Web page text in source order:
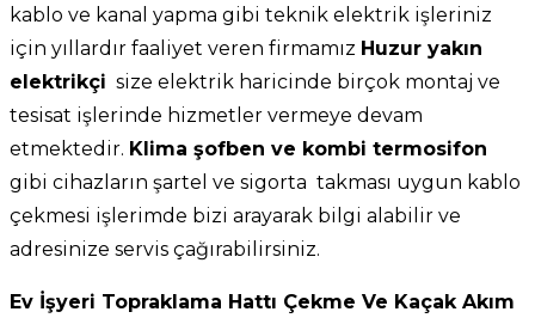
kablo ve kanal yapma gibi teknik elektrik işleriniz
için yıllardır faaliyet veren firmamız Huzur yakın
elektrikçi size elektrik haricinde birçok montaj ve
tesisat işlerinde hizmetler vermeye devam
etmektedir. Klima şofben ve kombi termosifon
gibi cihazların şartel ve sigorta takması uygun kablo
çekmesi işlerimde bizi arayarak bilgi alabilir ve
adresinize servis çağırabilirsiniz.
Ev İşyeri Topraklama Hattı Çekme Ve Kaçak Akım